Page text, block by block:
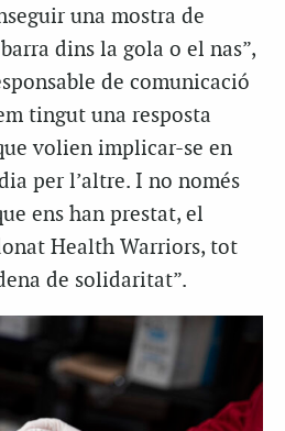
una mostra de
dins la gola o el nas”,
de comunicació
tingut una resposta
volien implicar-se en
per l’altre. I no només
ens han prestat, el
Health Warriors, tot
de solidaritat”.